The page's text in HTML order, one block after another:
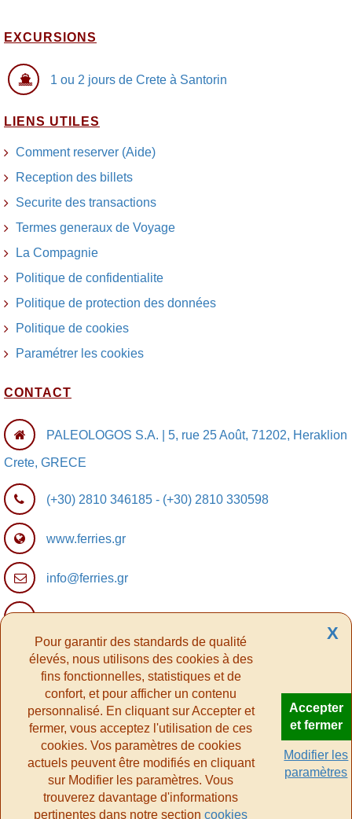
Pour garantir des standards de qualité
élevés, nous utilisons des cookies à des
fins fonctionnelles, statistiques et de
confort, et pour afficher un contenu
personnalisé. En cliquant sur Accepter et
fermer, vous acceptez l'utilisation de ces
cookies. Vos paramètres de cookies
actuels peuvent être modifiés en cliquant
sur Modifier les paramètres. Vous
trouverez davantage d'informations
pertinentes dans notre sectioncookies
Accepter
et fermer
Modifier les
paramètres
X
EXCURSIONS
1 ou 2 jours de Crete à Santorin
LIENS UTILES
Comment reserver (Aide)
Reception des billets
Securite des transactions
Termes generaux de Voyage
La Compagnie
Politique de confidentialite
Politique de protection des données
Politique de cookies
Paramétrer les cookies
CONTACT
PALEOLOGOS S.A. | 5, rue 25 Août, 71202, Heraklion
Crete, GRECE
(+30) 2810 346185 - (+30) 2810 330598
www.ferries.gr
info@ferries.gr
Ferry Affiliate Program